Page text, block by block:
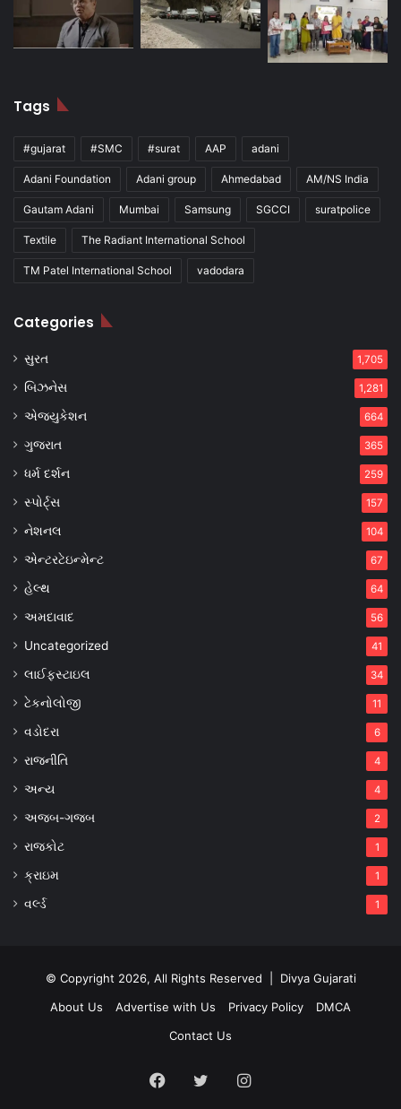
Tags
#gujarat #SMC #surat AAP adani
Adani Foundation Adani group Ahmedabad AM/NS India
Gautam Adani Mumbai Samsung SGCCI suratpolice
Textile The Radiant International School
TM Patel International School vadodara
Categories
સુરત 1,705
બિઝનેસ 1,281
એજ્યુકેશન 664
ગુજરાત 365
ધર્મ દર્શન 259
સ્પોર્ટ્સ 157
નેશનલ 104
એન્ટરટેઇન્મેન્ટ 67
હેલ્થ 64
અમદાવાદ 56
Uncategorized 41
લાઈફસ્ટાઇલ 34
ટેકનોલોજી 11
વડોદરા 6
રાજનીતિ 4
અન્ય 4
અજબ-ગજબ 2
રાજકોટ 1
ક્રાઇમ 1
વર્લ્ડ 1
© Copyright 2026, All Rights Reserved | Divya Gujarati
About Us
Advertise with Us Privacy Policy
DMCA
Contact Us
Facebook
TwitterInstagram